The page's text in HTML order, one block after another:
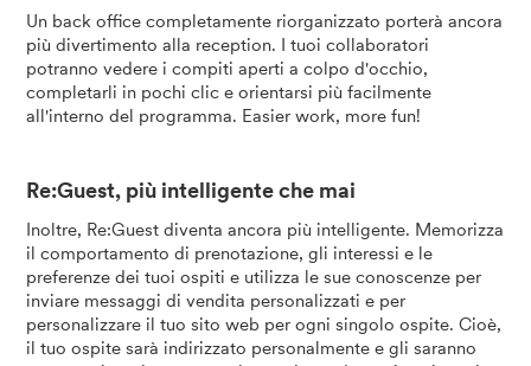
Un back office completamente riorganizzato porterà ancora
più divertimento alla reception. I tuoi collaboratori
potranno vedere i compiti aperti a colpo d'occhio,
completarli in pochi clic e orientarsi più facilmente
all'interno del programma. Easier work, more fun!
Re:Guest, più intelligente che mai
Inoltre, Re:Guest diventa ancora più intelligente. Memorizza
il comportamento di prenotazione, gli interessi e le
preferenze dei tuoi ospiti e utilizza le sue conoscenze per
inviare messaggi di vendita personalizzati e per
personalizzare il tuo sito web per ogni singolo ospite. Cioè,
il tuo ospite sarà indirizzato personalmente e gli saranno